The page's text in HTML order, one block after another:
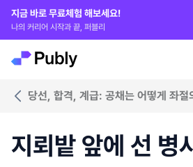
지금 바로 무료체험 해보세요!
나의 커리어 시작과 끝, 퍼블리
당선, 합격, 계급: 공채는 어떻게 좌절
지뢰밭 앞에 선 병